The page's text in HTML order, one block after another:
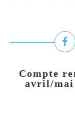
Compte
avril/mai